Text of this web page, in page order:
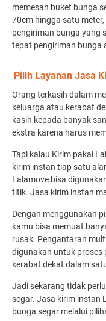
memesan buket bunga
70cm hingga satu
pengiriman bunga yang
tepat pengiriman bunga
Pilih Layanan Jasa
Orang terkasih dalam
keluarga atau kerabat
kasih kepada banyak
ekstra karena harus
Tapi kalau Kirim pakai
kirim instan tiap satu
Lalamove bisa
titik. Jasa kirim instan
Dengan menggunakan
kamu bisa memuat
rusak. Pengantaran
digunakan untuk proses
kerabat dekat dalam
Jadi sekarang tidak
segar. Jasa kirim instan
bunga segar melalui